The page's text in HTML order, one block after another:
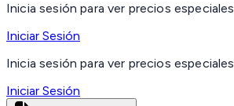
Inicia sesión para ver precios especiales
Iniciar Sesión
Inicia sesión para ver precios especiales
Iniciar Sesión